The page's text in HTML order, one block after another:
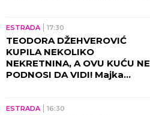
ESTRADA 17:30
TEODORA DŽEHVEROVIĆ
KUPILA NEKOLIKO
NEKRETNINA, A OVU KUĆU NE
PODNOSI DA VIDI! Majka
ESTRADA 16:30